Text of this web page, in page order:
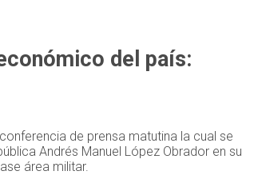
del país:
de prensa matutina la cual se
Andrés Manuel López Obrador en su
área militar.